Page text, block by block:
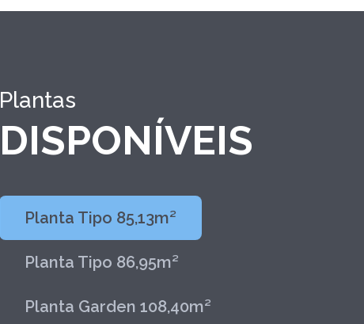
Plantas
DISPONÍVEIS
Planta Tipo 85,13m²
Planta Tipo 86,95m²
Planta Garden 108,40m²